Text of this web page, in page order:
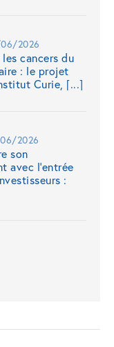
2026
cancers du
: le projet
Curie, [...]
2026
son
avec l’entrée
: